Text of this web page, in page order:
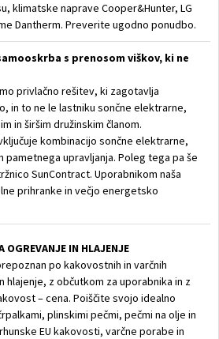
klimatske naprave Cooper&Hunter, LG
Dantherm. Preverite ugodno ponudbo.
s prenosom viškov, ki ne
privlačno rešitev, ki zagotavlja
in to ne le lastniku sončne elektrarne,
in širšim družinskim članom.
kombinacijo sončne elektrarne,
pametnega upravljanja. Poleg tega pa še
SunContract. Uporabnikom naša
prihranke in večjo energetsko
OGREVANJE IN HLAJENJE
po kakovostnih in varčnih
hlajenje, z občutkom za uporabnika in z
– cena. Poiščite svojo idealno
plinskimi pečmi, pečmi na olje in
EU kakovosti, varčne porabe in